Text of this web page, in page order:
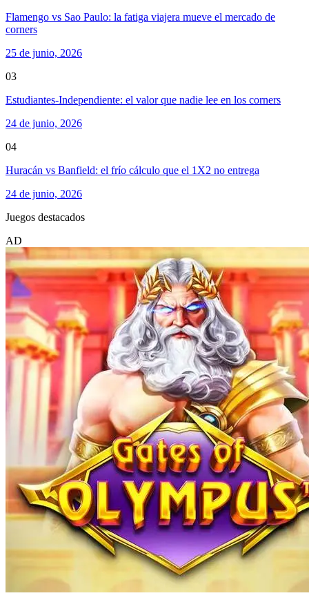
Flamengo vs Sao Paulo: la fatiga viajera mueve el mercado de
corners
25 de junio, 2026
03
Estudiantes-Independiente: el valor que nadie lee en los corners
24 de junio, 2026
04
Huracán vs Banfield: el frío cálculo que el 1X2 no entrega
24 de junio, 2026
Juegos destacados
AD